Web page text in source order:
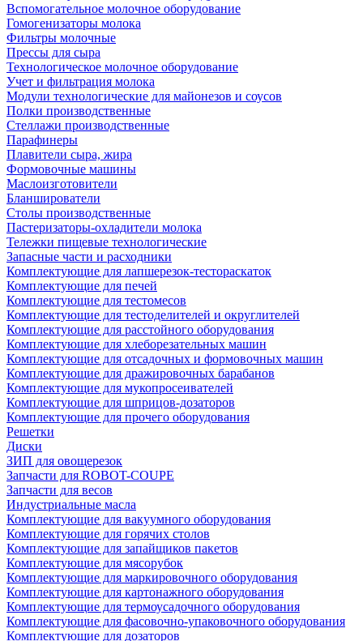
Вспомогательное молочное оборудование
Гомогенизаторы молока
Фильтры молочные
Прессы для сыра
Технологическое молочное оборудование
Учет и фильтрация молока
Модули технологические для майонезов и соусов
Полки производственные
Стеллажи производственные
Парафинеры
Плавители сыра, жира
Формовочные машины
Маслоизготовители
Бланширователи
Столы производственные
Пастеризаторы-охладители молока
Тележки пищевые технологические
Запасные части и расходники
Комплектующие для лапшерезок-тестораскаток
Комплектующие для печей
Комплектующие для тестомесов
Комплектующие для тестоделителей и округлителей
Комплектующие для расстойного оборудования
Комплектующие для хлеборезательных машин
Комплектующие для отсадочных и формовочных машин
Комплектующие для дражировочных барабанов
Комплектующие для мукопросеивателей
Комплектующие для шприцов-дозаторов
Комплектующие для прочего оборудования
Решетки
Диски
ЗИП для овощерезок
Запчасти для ROBOT-COUPE
Запчасти для весов
Индустриальные масла
Комплектующие для вакуумного оборудования
Комплектующие для горячих столов
Комплектующие для запайщиков пакетов
Комплектующие для мясорубок
Комплектующие для маркировочного оборудования
Комплектующие для картонажного оборудования
Комплектующие для термоусадочного оборудования
Комплектующие для фасовочно-упаковочного оборудования
Комплектующие для дозаторов